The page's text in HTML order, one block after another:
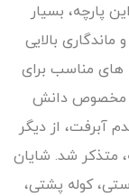
بسیار
بالایی
مناسب برای
مخصوص دانش
آبرفت، از دیگر
متذکر شد. شایان
کوله پشتی،